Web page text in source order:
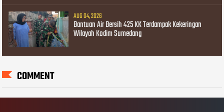
AUG 04, 2026
Bantuan Air Bersih 425 KK Terdampak Kekeringan
Wilayah Kodim Sumedang
COMMENT